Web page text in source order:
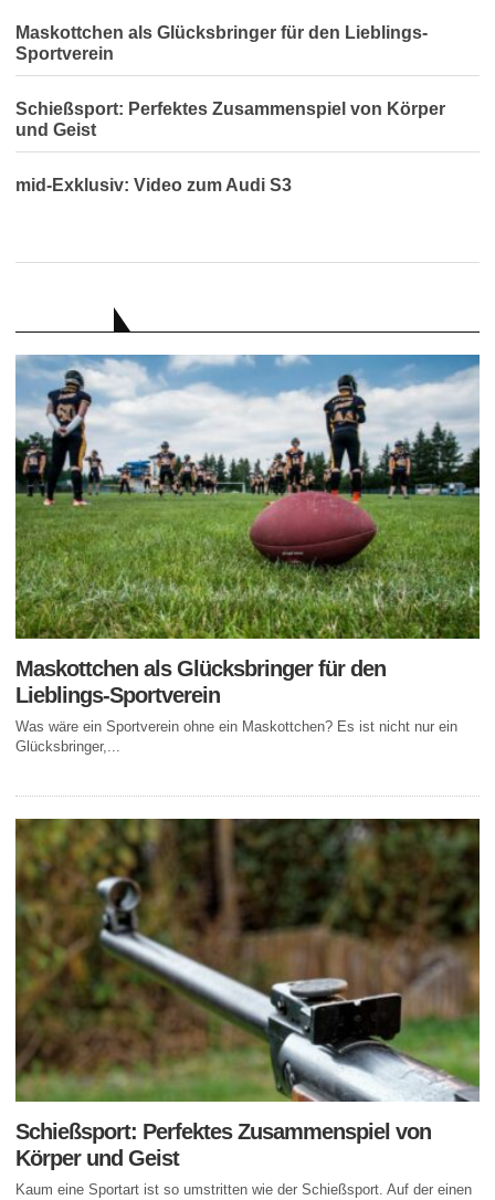
Maskottchen als Glücksbringer für den Lieblings-
Sportverein
Schießsport: Perfektes Zusammenspiel von Körper
und Geist
mid-Exklusiv: Video zum Audi S3
Maskottchen als Glücksbringer für den
Lieblings-Sportverein
Was wäre ein Sportverein ohne ein Maskottchen? Es ist nicht nur ein
Glücksbringer,...
Schießsport: Perfektes Zusammenspiel von
Körper und Geist
Kaum eine Sportart ist so umstritten wie der Schießsport. Auf der einen